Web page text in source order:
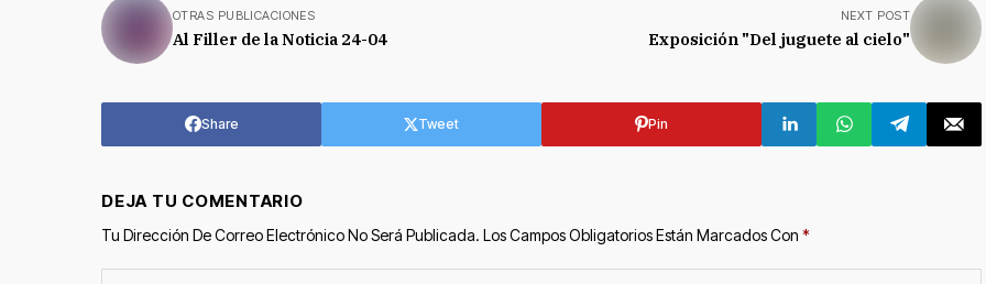
OTRAS PUBLICACIONES
Al Filler de la Noticia 24-04
NEXT POST
Exposición "Del juguete al cielo"
Share Tweet Pin
DEJA TU COMENTARIO
Tu Dirección De Correo Electrónico No Será Publicada. Los Campos Obligatorios Están Marcados Con *